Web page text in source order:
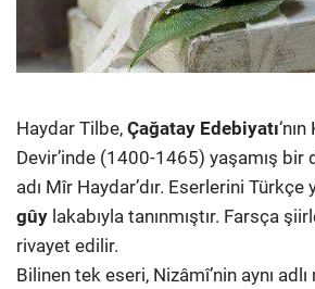
Haydar Tilbe, Çağatay Edebiyatı
Devir’inde (1400-1465) yaşamış bir
adı Mîr Haydar’dır. Eserlerini Türkçe
gûy lakabıyla tanınmıştır. Farsça
rivayet edilir.
Bilinen tek eseri, Nizâmî’nin aynı